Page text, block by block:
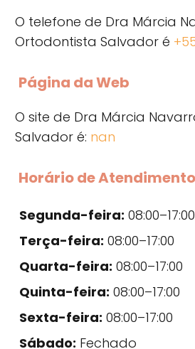
O telefone de Dra Márcia
Ortodontista Salvador é
Página da Web
O site de Dra Márcia
Salvador é: nan
Horário de Atendimento
Segunda-feira: 08:00–17:00
Terça-feira: 08:00–17:00
Quarta-feira: 08:00–17:00
Quinta-feira: 08:00–17:00
Sexta-feira: 08:00–17:00
Sábado: Fechado